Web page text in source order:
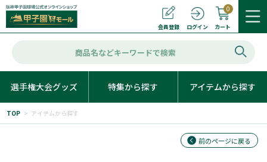
会員登録 ログイン カート
0
選手権大会グッズ 特集から探す アイテムから探す
TOP > アイテムから探す
前のページに戻る